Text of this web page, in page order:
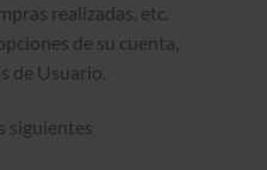
realizadas, etc.
de su cuenta,
de Usuario.
siguientes